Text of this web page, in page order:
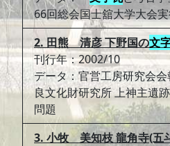
66回総会国士舘大学大会
2. 田熊 清彦 下野国の文
刊行年：2002/10
データ：官営工房研究会
良文化財研究所 上神主遺
問題
3. 小牧 美知枝 龍角寺(五